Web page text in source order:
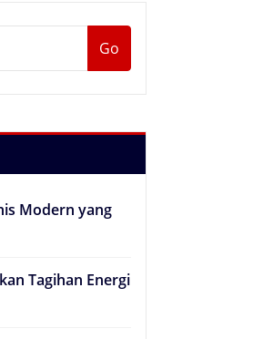
Go
Modern yang
Tagihan Energi